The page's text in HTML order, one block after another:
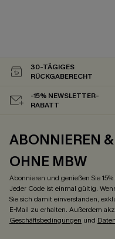
30-TÄGIGES
RÜCKGABERECHT
-15% NEWSLETTER-
RABATT
ABONNIEREN
OHNE MBW
Abonnieren und genießen Sie
Jeder Code ist einmal gültig.
Sie sich damit einverstanden,
E-Mail zu erhalten. Außerdem
Geschäftsbedingungen und